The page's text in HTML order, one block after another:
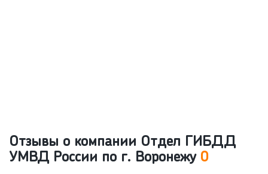
Отзывы о компании Отдел ГИБДД
УМВД России по г. Воронежу 0